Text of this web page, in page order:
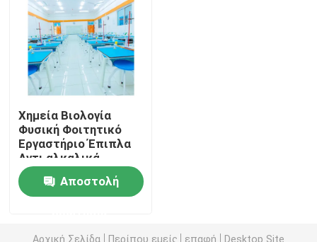
Αρχική Σελίδα
Προϊόντα
Εμφάνιση VR
Χημεία Βιολογία
Φυσική Φοιτητικό
Εργαστήριο Έπιπλα
Αντι αλκαλικά
Εργονομική Ακαδημία
Αποστολή
Αρχική Σελίδα Περίπου εμείς επαφή Desktop Site